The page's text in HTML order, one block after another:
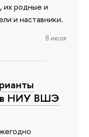
их родные и
и наставники.
8 июля
НИУ ВШЭ